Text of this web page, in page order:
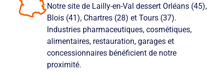
Notre site de Lailly-en-Val dessert Orléans (45),
Blois (41), Chartres (28) et Tours (37).
Industries pharmaceutiques, cosmétiques,
alimentaires, restauration, garages et
concessionnaires bénéficient de notre
proximité.